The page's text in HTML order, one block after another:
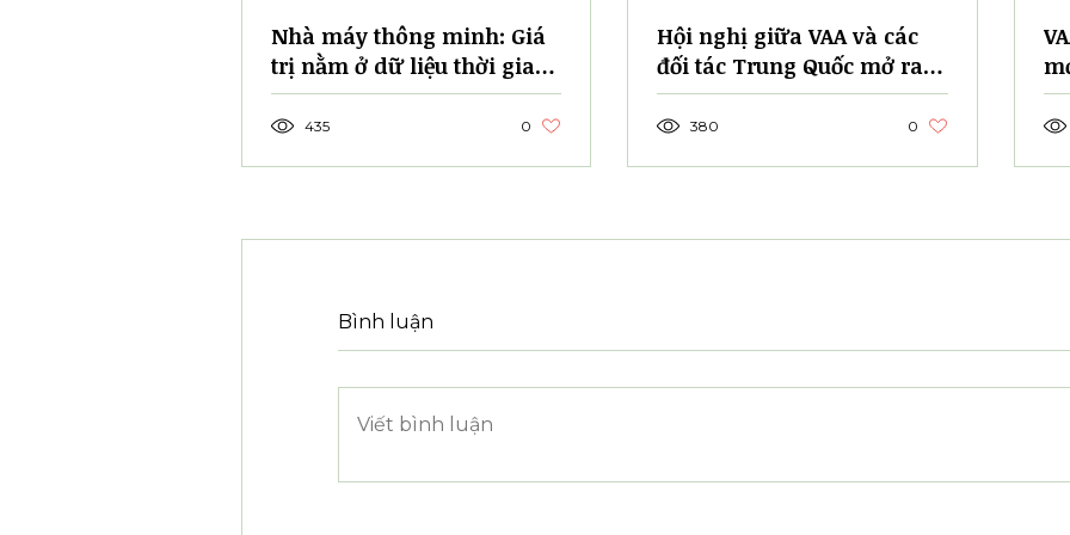
Nhà máy thông minh: Giá
trị nằm ở dữ liệu thời gian
thực
435 0
Hội nghị giữa VAA và các
đối tác Trung Quốc mở ra
cơ hội hợp tác về AI
380 0
Bình luận